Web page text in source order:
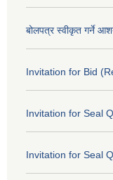
बोलपत्र स्वीकृत गर्ने
Invitation for Bid
Invitation for Seal
Invitation for Seal